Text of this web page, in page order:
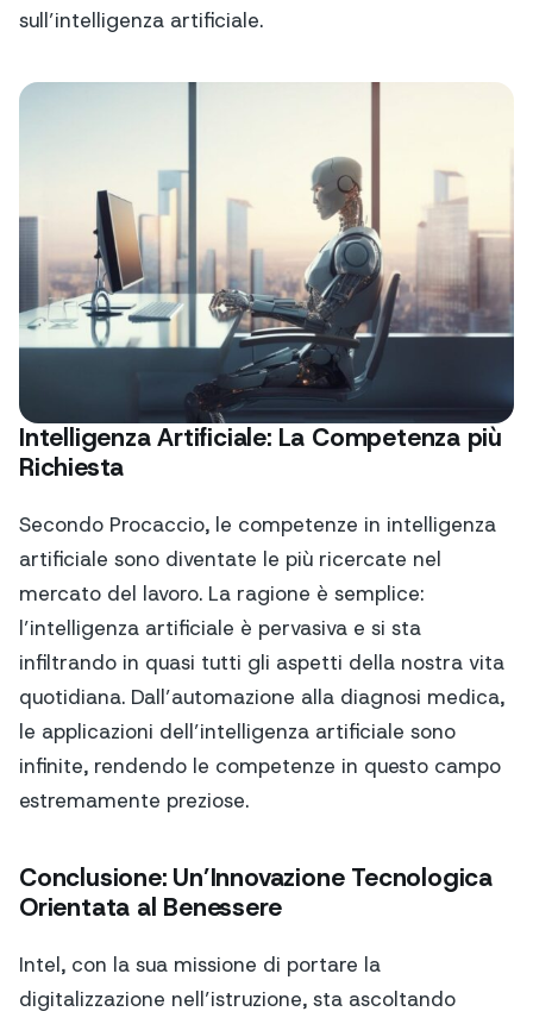
sull’intelligenza artificiale.
Intelligenza Artificiale: La Competenza più
Richiesta
Secondo Procaccio, le competenze in intelligenza
artificiale sono diventate le più ricercate nel
mercato del lavoro. La ragione è semplice:
l’intelligenza artificiale è pervasiva e si sta
infiltrando in quasi tutti gli aspetti della nostra vita
quotidiana. Dall’automazione alla diagnosi medica,
le applicazioni dell’intelligenza artificiale sono
infinite, rendendo le competenze in questo campo
estremamente preziose.
Conclusione: Un’Innovazione Tecnologica
Orientata al Benessere
Intel, con la sua missione di portare la
digitalizzazione nell’istruzione, sta ascoltando